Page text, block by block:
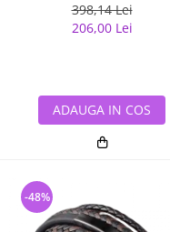
398,14 Lei
206,00 Lei
ADAUGA IN COS
-48%